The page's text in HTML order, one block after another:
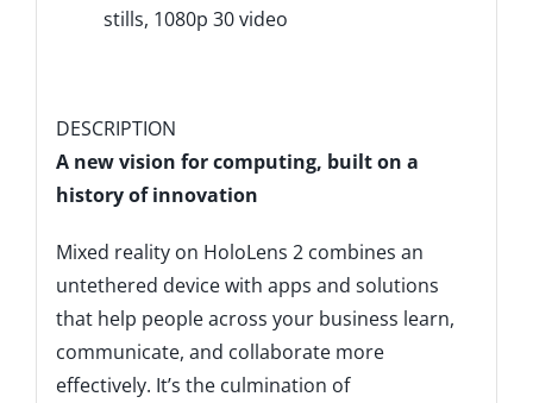
stills, 1080p 30 video
DESCRIPTION
A new vision for computing, built on a
history of innovation
Mixed reality on HoloLens 2 combines an
untethered device with apps and solutions
that help people across your business learn,
communicate, and collaborate more
effectively. It’s the culmination of